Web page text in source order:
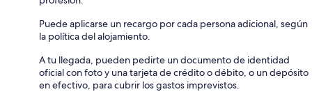
Puede aplicarse un recargo por cada persona adicional, según
la política del alojamiento.
A tu llegada, pueden pedirte un documento de identidad
oficial con foto y una tarjeta de crédito o débito, o un depósito
en efectivo, para cubrir los gastos imprevistos.